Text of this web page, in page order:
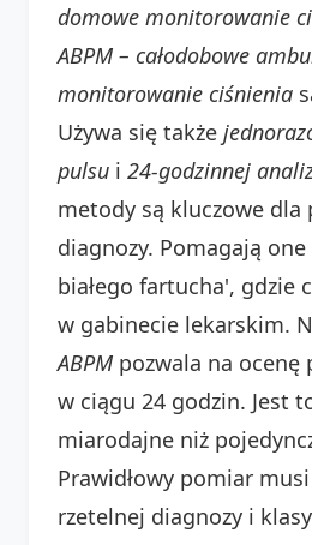
domowe monitorowanie
ABPM – całodobowe
monitorowanie ciśnienia
Używa się także
pulsu i 24-godzinnej
metody są kluczowe dla
diagnozy. Pomagają
białego fartucha', gdzie
w gabinecie lekarskim.
ABPM pozwala na
w ciągu 24 godzin. Jest
miarodajne niż
Prawidłowy pomiar
rzetelnej diagnozy i